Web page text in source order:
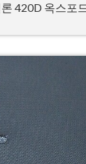
420D 옥스포